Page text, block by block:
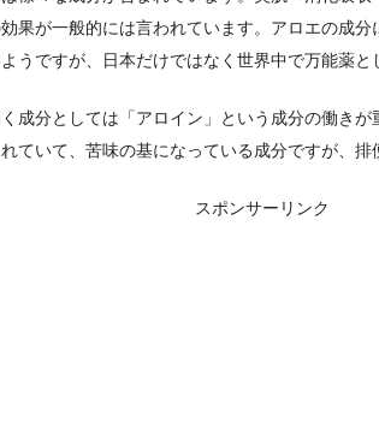
果が一般的には言われています。アロエの成
うですが、日本だけではなく世界中で万能薬と
成分としては「アロイン」という成分の働き
ていて、苦味の基になっている成分ですが、排
スポンサーリンク